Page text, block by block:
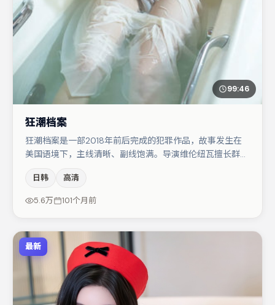
99:46
狂潮档案
狂潮档案是一部2018年前后完成的犯罪作品，故事发生在
美国语境下，主线清晰、副线饱满。导演维伦纽瓦擅长群戏
晖在片中承担叙事驱动，白宇、蒋奇明分别提供反差与喜
剧/悬疑调剂（视场次而定）。若你偏爱强类型与清晰主
日韩 高清
5.6万 101个月前
最新